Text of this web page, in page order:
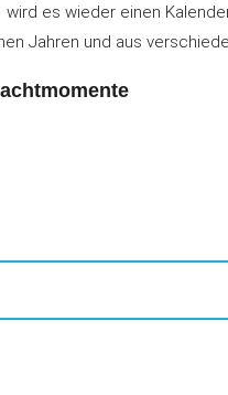
es wieder einen
Jahren und aus